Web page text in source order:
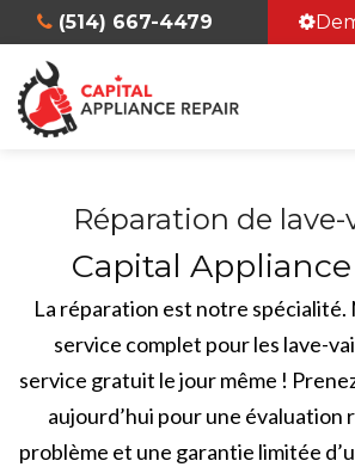
(514) 667-4479
Réparation de lave-
Capital
La réparation est notre spécialité.
service complet pour les lave-
service gratuit le jour même !
aujourd’hui pour une évaluation
problème et une garantie limitée